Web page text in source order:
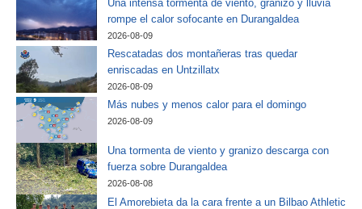
Una intensa tormenta de viento, granizo y lluvia
rompe el calor sofocante en Durangaldea
2026-08-09
Rescatadas dos montañeras tras quedar
enriscadas en Untzillatx
2026-08-09
Más nubes y menos calor para el domingo
2026-08-09
Una tormenta de viento y granizo descarga con
fuerza sobre Durangaldea
2026-08-08
El Amorebieta da la cara frente a un Bilbao Athletic